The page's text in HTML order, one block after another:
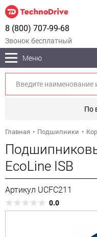
8 (800) 707-99-68
Звонок бесплатный
Меню
По
Главная Подшипники
EcoLine ISB
Артикул UCFC211
0.0